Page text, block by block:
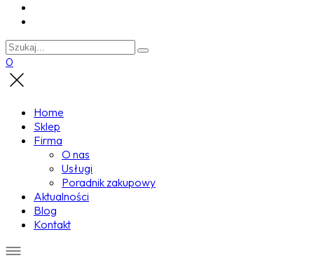
0
Home
Sklep
Firma
O nas
Usługi
Poradnik zakupowy
Aktualności
Blog
Kontakt